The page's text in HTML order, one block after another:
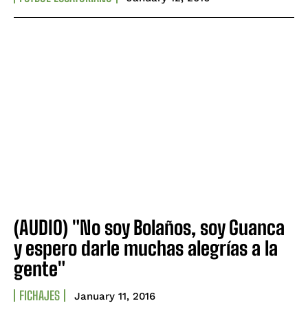
(AUDIO) "No soy Bolaños, soy Guanca
y espero darle muchas alegrías a la
gente"
FICHAJES January 11, 2016